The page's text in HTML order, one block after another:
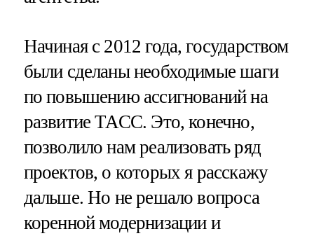
Начиная с 2012 года, государством
были сделаны необходимые шаги
по повышению ассигнований на
развитие ТАСС. Это, конечно,
позволило нам реализовать ряд
проектов, о которых я расскажу
дальше. Но не решало вопроса
коренной модернизации и